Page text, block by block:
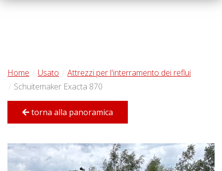
Home Usato
Attrezzi per l'interramento dei reflui
Schuitemaker Exacta 870
torna alla panoramica